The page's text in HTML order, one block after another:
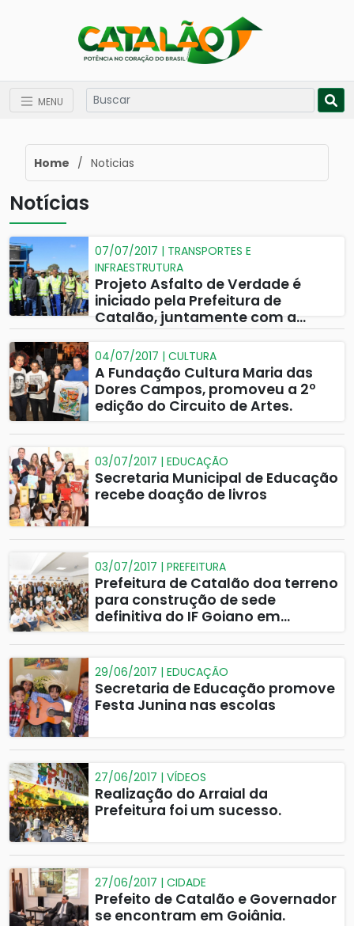
MENU
Home / Noticias
Notícias
07/07/2017 | TRANSPORTES E
INFRAESTRUTURA
Projeto Asfalto de Verdade é
iniciado pela Prefeitura de
Catalão, juntamente com a
Secretaria de Transporte.
04/07/2017 | CULTURA
A Fundação Cultura Maria das
Dores Campos, promoveu a 2º
edição do Circuito de Artes.
03/07/2017 | EDUCAÇÃO
Secretaria Municipal de Educação
recebe doação de livros
03/07/2017 | PREFEITURA
Prefeitura de Catalão doa terreno
para construção de sede
definitiva do IF Goiano em
29/06/2017 | EDUCAÇÃO
Secretaria de Educação promove
Festa Junina nas escolas
27/06/2017 | VÍDEOS
Realização do Arraial da
Prefeitura foi um sucesso.
27/06/2017 | CIDADE
Prefeito de Catalão e Governador
se encontram em Goiânia.